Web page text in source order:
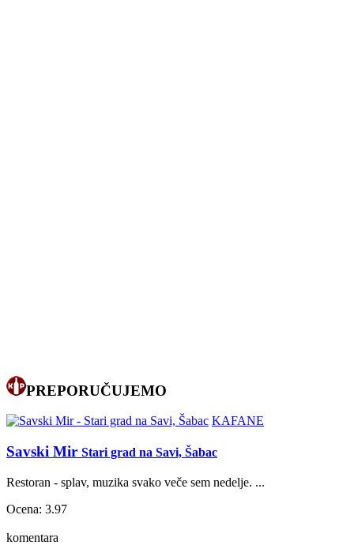
PREPORUČUJEMO
KAFANE
Savski Mir Stari grad na Savi, Šabac
Restoran - splav, muzika svako veče sem nedelje. ...
Ocena: 3.97
komentara